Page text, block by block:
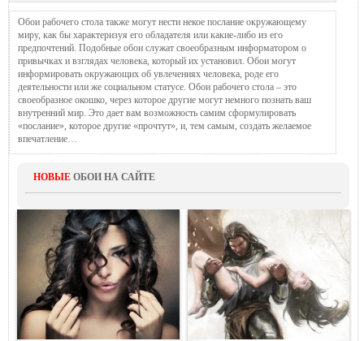
Обои рабочего стола также могут нести некое послание окружающему
миру, как бы характеризуя его обладателя или какие-либо из его
предпочтений. Подобные обои служат своеобразным информатором о
привычках и взглядах человека, который их установил. Обои могут
информировать окружающих об увлечениях человека, роде его
деятельности или же социальном статусе. Обои рабочего стола – это
своеобразное окошко, через которое другие могут немного познать ваш
внутренний мир. Это дает вам возможность самим сформулировать
«послание», которое другие «прочтут», и, тем самым, создать желаемое
впечатление…
НОВЫЕ ОБОИ НА САЙТЕ